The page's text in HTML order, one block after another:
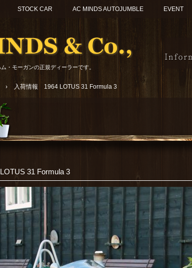
・モーガンの正規ディーラーです。
STOCK CAR AC MINDS AUTOJUMBLE EVENT
› 入荷情報 1964 LOTUS 31 Formula 3
31 Formula 3